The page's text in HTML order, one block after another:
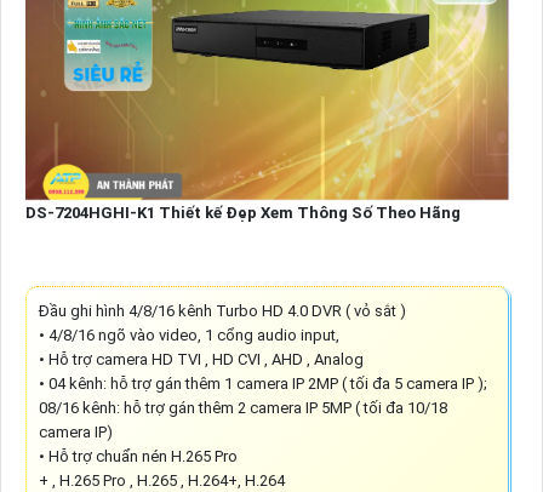
DS-7204HGHI-K1 Thiết kế Đẹp Xem Thông Số Theo Hãng
Đầu ghi hình 4/8/16 kênh Turbo HD 4.0 DVR ( vỏ sắt )
• 4/8/16 ngõ vào video, 1 cổng audio input,
• Hỗ trợ camera HD TVI , HD CVI , AHD , Analog
• 04 kênh: hỗ trợ gán thêm 1 camera IP 2MP ( tối đa 5 camera IP );
08/16 kênh: hỗ trợ gán thêm 2 camera IP 5MP ( tối đa 10/18
camera IP)
• Hỗ trợ chuẩn nén H.265 Pro
+ , H.265 Pro , H.265 , H.264+, H.264